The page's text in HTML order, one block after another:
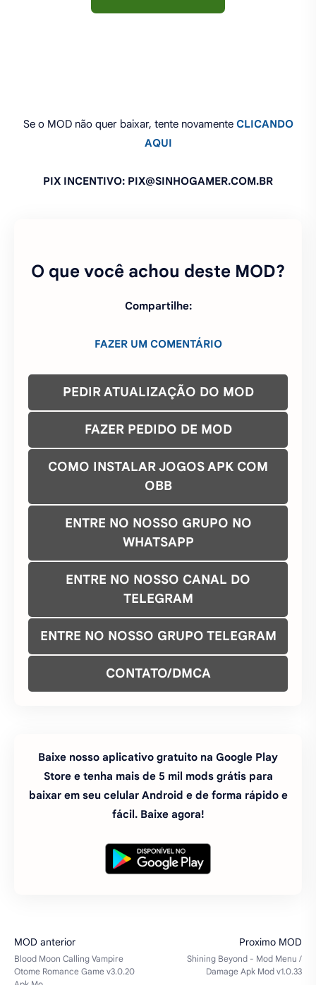
Se o MOD não quer baixar, tente novamente CLICANDO
AQUI
PIX INCENTIVO: PIX@SINHOGAMER.COM.BR
O que você achou deste MOD?
Compartilhe:
FAZER UM COMENTÁRIO
PEDIR ATUALIZAÇÃO DO MOD
FAZER PEDIDO DE MOD
COMO INSTALAR JOGOS APK COM
OBB
ENTRE NO NOSSO GRUPO NO
WHATSAPP
ENTRE NO NOSSO CANAL DO
TELEGRAM
ENTRE NO NOSSO GRUPO TELEGRAM
CONTATO/DMCA
Baixe nosso aplicativo gratuito na Google Play
Store e tenha mais de 5 mil mods grátis para
baixar em seu celular Android e de forma rápido e
fácil. Baixe agora!